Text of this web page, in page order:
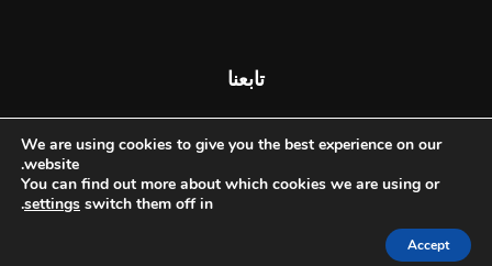
تابعنا
© جميع الحقوق محفوظة - المجلس الوطني للمقاومة الإيرانية - 2026
We are using cookies to give you the best experience on our
website.
You can find out more about which cookies we are using or
switch them off in
settings
.
Accept